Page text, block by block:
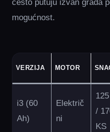
često putuju izvan grada
mogućnost.
VERZIJA MOTOR
i3 (60
Ah)
Električ
ni
/
KS